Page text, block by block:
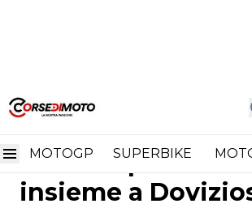
MOTOGP SUPERBIKE
Home MotoGP
MotoGP, Ramon
MotoGP, Ramon
addio al paddock:
insieme a